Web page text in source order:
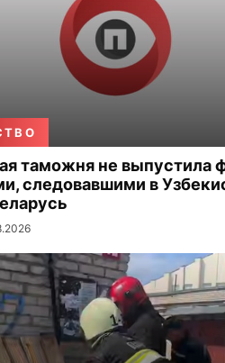
таможня не выпустила
следовавшими в